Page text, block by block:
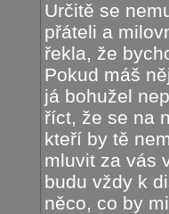
Určitě se
přáteli a
řekla, že
Pokud máš
já bohužel
říct, že se na
kteří by tě
mluvit za vás
budu vždy k
něco, co by